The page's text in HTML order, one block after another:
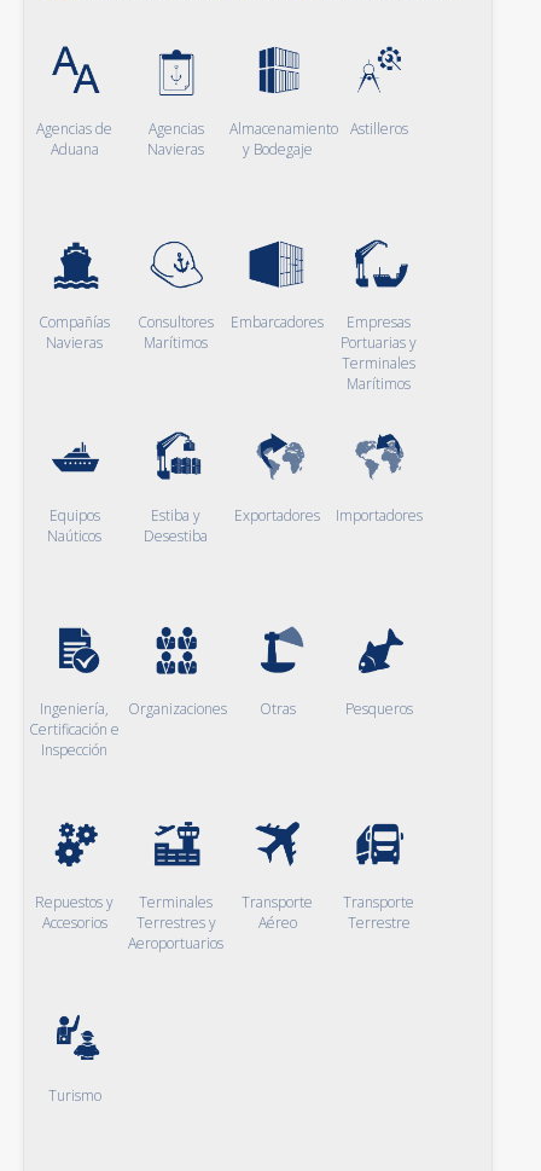
Agencias de
Aduana
Agencias
Navieras
Almacenamiento
y Bodegaje
Astilleros
Compañías
Navieras
Consultores
Marítimos
Embarcadores
Empresas
Portuarias y
Terminales
Marítimos
Equipos
Naúticos
Estiba y
Desestiba
Exportadores Importadores
Ingeniería,
Certificación e
Inspección
Organizaciones Otras Pesqueros
Repuestos y
Accesorios
Terminales
Terrestres y
Aeroportuarios
Transporte
Aéreo
Transporte
Terrestre
Turismo